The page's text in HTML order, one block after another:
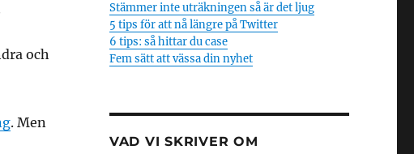
och
. Men
Stämmer inte uträkningen så är det ljug
5 tips för att nå längre på Twitter
6 tips: så hittar du case
Fem sätt att vässa din nyhet
VAD VI SKRIVER OM